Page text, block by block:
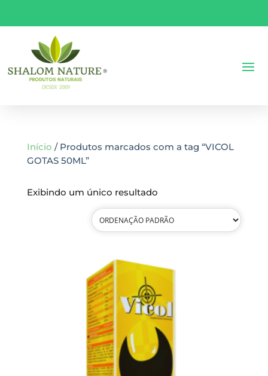
Início / Produtos marcados com a tag “VICOL
GOTAS 50ML”
Exibindo um único resultado